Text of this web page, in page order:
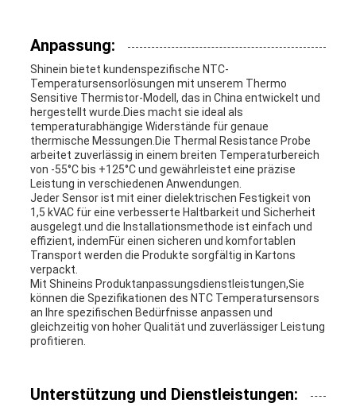
Anpassung:
Shinein bietet kundenspezifische NTC-
Temperatursensorlösungen mit unserem Thermo
Sensitive Thermistor-Modell, das in China entwickelt und
hergestellt wurde.Dies macht sie ideal als
temperaturabhängige Widerstände für genaue
thermische Messungen.Die Thermal Resistance Probe
arbeitet zuverlässig in einem breiten Temperaturbereich
von -55°C bis +125°C und gewährleistet eine präzise
Leistung in verschiedenen Anwendungen.
Jeder Sensor ist mit einer dielektrischen Festigkeit von
1,5 kVAC für eine verbesserte Haltbarkeit und Sicherheit
ausgelegt.und die Installationsmethode ist einfach und
effizient, indemFür einen sicheren und komfortablen
Transport werden die Produkte sorgfältig in Kartons
verpackt.
Mit Shineins Produktanpassungsdienstleistungen,Sie
können die Spezifikationen des NTC Temperatursensors
an Ihre spezifischen Bedürfnisse anpassen und
gleichzeitig von hoher Qualität und zuverlässiger Leistung
profitieren.
Unterstützung und Dienstleistungen: